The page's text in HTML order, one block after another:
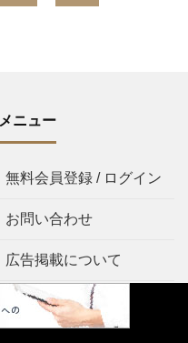
メニュー
無料会員登録 / ログイン
お問い合わせ
広告掲載について
プライバシーポリシー